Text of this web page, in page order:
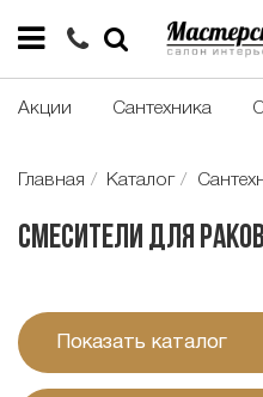
Акции Сантехника
Главная Каталог
Смесители для
Показать каталог